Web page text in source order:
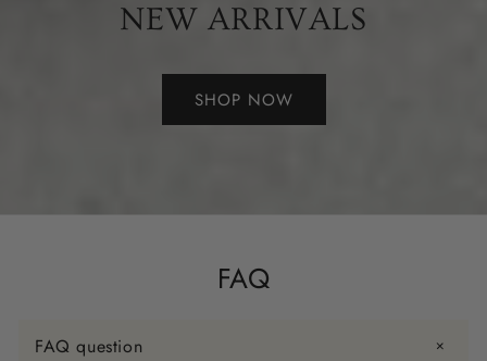
NEW ARRIVALS
SHOP NOW
FAQ
FAQ question